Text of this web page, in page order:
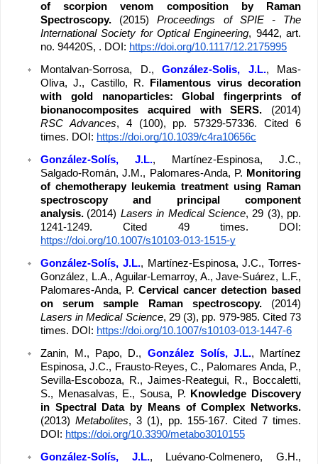
of scorpion venom composition by Raman
Spectroscopy. (2015) Proceedings of SPIE - The
International Society for Optical Engineering, 9442, art.
no. 94420S, . DOI: https://doi.org/10.1117/12.2175995
Montalvan-Sorrosa, D., González-Solis, J.L., Mas-
Oliva, J., Castillo, R.
Filamentous virus decoration
with gold nanoparticles: Global fingerprints of
bionanocomposites acquired with SERS.
RSC Advances, 4 (100), pp. 57329-57336. Cited 6
times. DOI: https://doi.org/10.1039/c4ra10656c
González-Solís, J.L., Martínez-Espinosa, J.C.,
Salgado-Román, J.M., Palomares-Anda, P. Monitoring
of chemotherapy leukemia treatment using Raman
spectroscopy and principal component
analysis. (2014) Lasers in Medical Science, 29 (3), pp.
https://doi.org/10.1007/s10103-013-1515-y
González-Solís, J.L., Martínez-Espinosa, J.C., Torres-
González, L.A., Aguilar-Lemarroy, A., Jave-Suárez, L.F.,
Palomares-Anda, P. Cervical cancer detection based
on serum sample Raman spectroscopy.
Lasers in Medical Science, 29 (3), pp. 979-985. Cited 73
times. DOI: https://doi.org/10.1007/s10103-013-1447-6
Zanin, M., Papo, D., González Solís, J.L., Martínez
Espinosa, J.C., Frausto-Reyes, C., Palomares Anda, P.,
Sevilla-Escoboza, R., Jaimes-Reategui, R., Boccaletti,
S., Menasalvas, E., Sousa, P.
Knowledge Discovery
(2013) Metabolites, 3 (1), pp. 155-167. Cited 7 times.
DOI: https://doi.org/10.3390/metabo3010155
González-Solís, J.L., Luévano-Colmenero, G.H.,